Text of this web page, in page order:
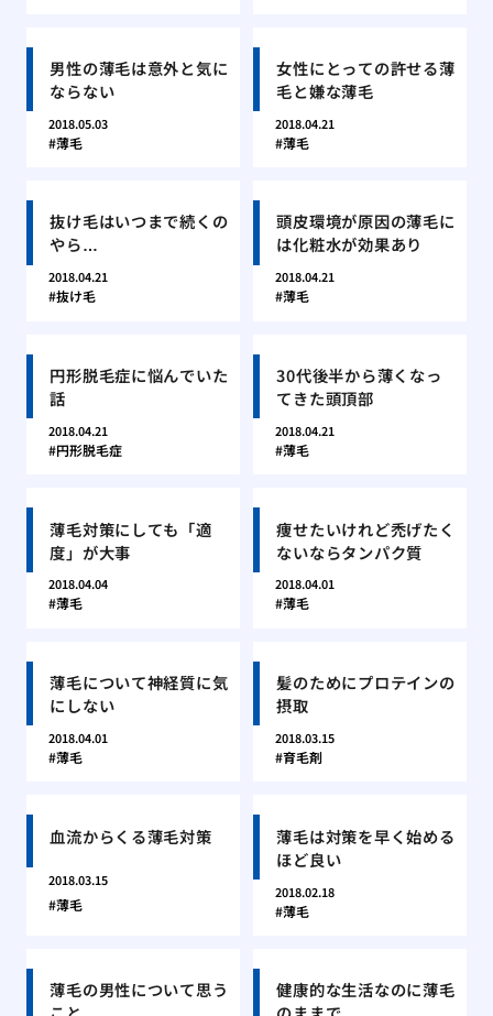
男性の薄毛は意外と気に
ならない
2018.05.03
薄毛
女性にとっての許せる薄
毛と嫌な薄毛
2018.04.21
薄毛
抜け毛はいつまで続くの
やら…
2018.04.21
抜け毛
頭皮環境が原因の薄毛に
は化粧水が効果あり
2018.04.21
薄毛
円形脱毛症に悩んでいた
話
2018.04.21
円形脱毛症
30代後半から薄くなっ
てきた頭頂部
2018.04.21
薄毛
薄毛対策にしても「適
度」が大事
2018.04.04
薄毛
痩せたいけれど禿げたく
ないならタンパク質
2018.04.01
薄毛
薄毛について神経質に気
にしない
2018.04.01
薄毛
髪のためにプロテインの
摂取
2018.03.15
育毛剤
血流からくる薄毛対策
2018.03.15
薄毛
薄毛は対策を早く始める
ほど良い
2018.02.18
薄毛
薄毛の男性について思う
健康的な生活なのに薄毛